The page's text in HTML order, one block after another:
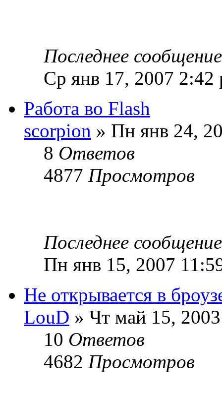
Последнее
Ср янв 17, 2007 2:42
Работа во Flash
scorpion » Пн янв 24,
8 Ответов
4877 Просмотров
Последнее
Пн янв 15, 2007
Не открывается в
LouD » Чт май 15,
10 Ответов
4682 Просмотров